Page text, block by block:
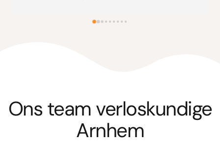
je klaar je mag voor alles bellen en denken in elke
Ons team verloskundige
Arnhem